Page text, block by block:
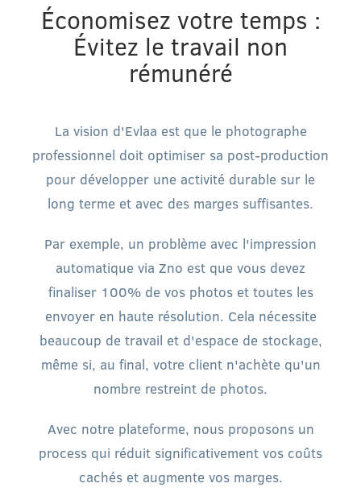
Économisez votre temps :
Évitez le travail non
rémunéré
La vision d'Evlaa est que le photographe
professionnel doit optimiser sa post-production
pour développer une activité durable sur le
long terme et avec des marges suffisantes.
Par exemple, un problème avec l'impression
automatique via Zno est que vous devez
finaliser 100% de vos photos et toutes les
envoyer en haute résolution. Cela nécessite
beaucoup de travail et d'espace de stockage,
même si, au final, votre client n'achète qu'un
nombre restreint de photos.
Avec notre plateforme, nous proposons un
process qui réduit significativement vos coûts
cachés et augmente vos marges.